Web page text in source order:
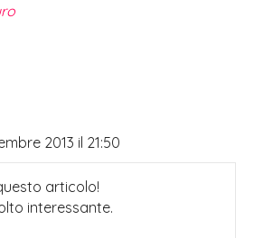
2013 il 21:50
articolo!
interessante.